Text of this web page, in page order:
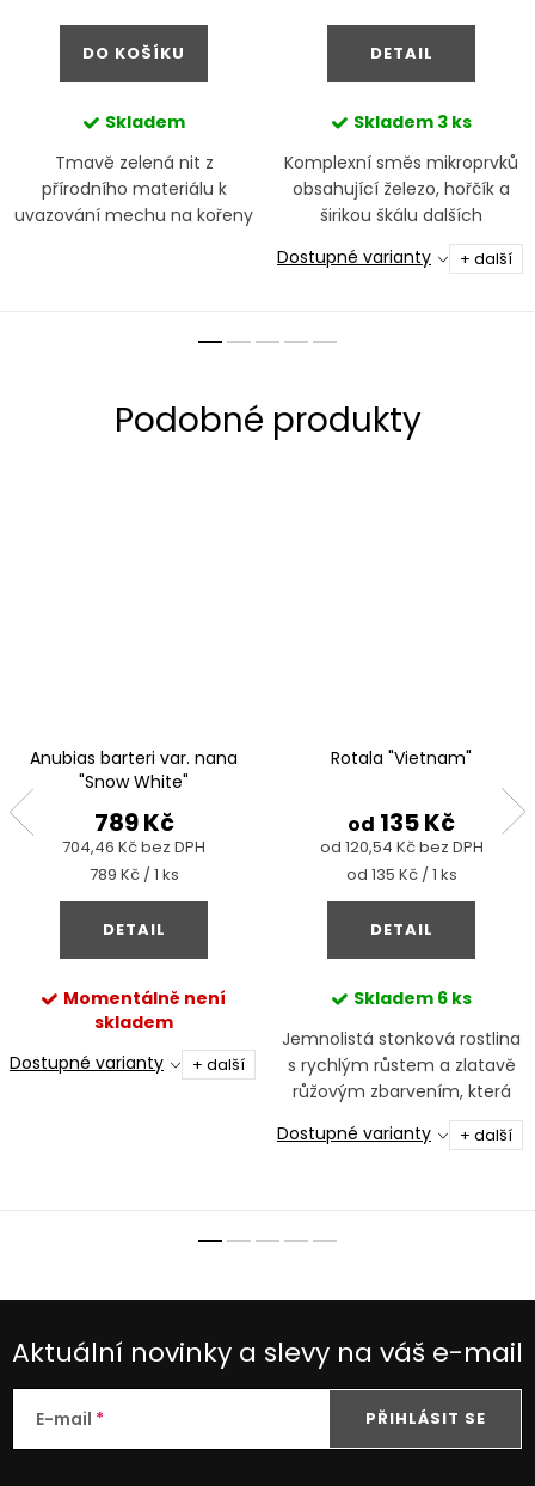
DO KOŠÍKU
Skladem
Tmavě zelená nit z
přírodního materiálu k
uvazování mechu na kořeny
DETAIL
Skladem 3 ks
Komplexní směs mikroprvků
obsahující železo, hořčík a
širikou škálu dalších
mikroprvků důležitých pro
správný vývoj nových listů a
Dostupné varianty + další
Anubias barteri var. nana
"Snow White"
704,46 Kč bez DPH
789 Kč
Měrná
cena:
789 Kč / 1 ks
DETAIL
Momentálně není
skladem
Dostupné varianty
+ další
Rotala "Vietnam"
od 120,54 Kč bez DPH
od 135 Kč
Měrná
cena:
od 135 Kč / 1 ks
DETAIL
Skladem 6 ks
Jemnolistá stonková rostlina
s rychlým růstem a zlatavě
růžovým zbarvením, která
vytváří výrazný barevný efekt
ve střední části i pozadí
Dostupné varianty + další
Aktuální novinky a slevy na váš e-mail
E-mail PŘIHLÁSIT SE